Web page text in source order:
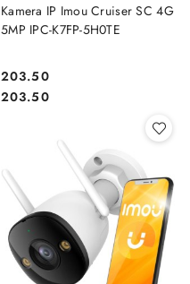
Kamera IP Imou Cruiser SC 4G
5MP IPC-K7FP-5H0TE
Cena:
203.50
Cena:
203.50